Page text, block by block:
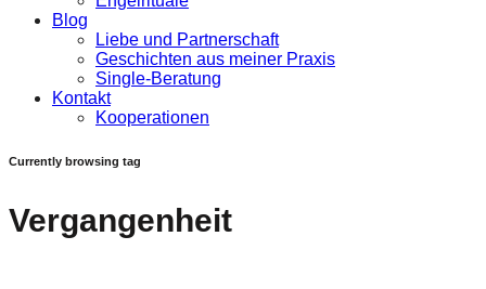
Blog
Liebe und Partnerschaft
Geschichten aus meiner Praxis
Single-Beratung
Kontakt
Kooperationen
Currently browsing tag
Vergangenheit